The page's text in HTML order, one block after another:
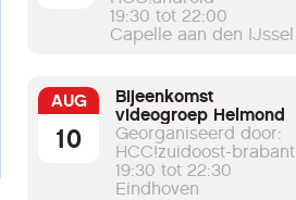
19:30 tot 22:00
Capelle aan den IJssel
AUG
10
Bijeenkomst
videogroep Helmond
Georganiseerd door:
HCC!zuidoost-brabant
19:30 tot 22:30
Eindhoven